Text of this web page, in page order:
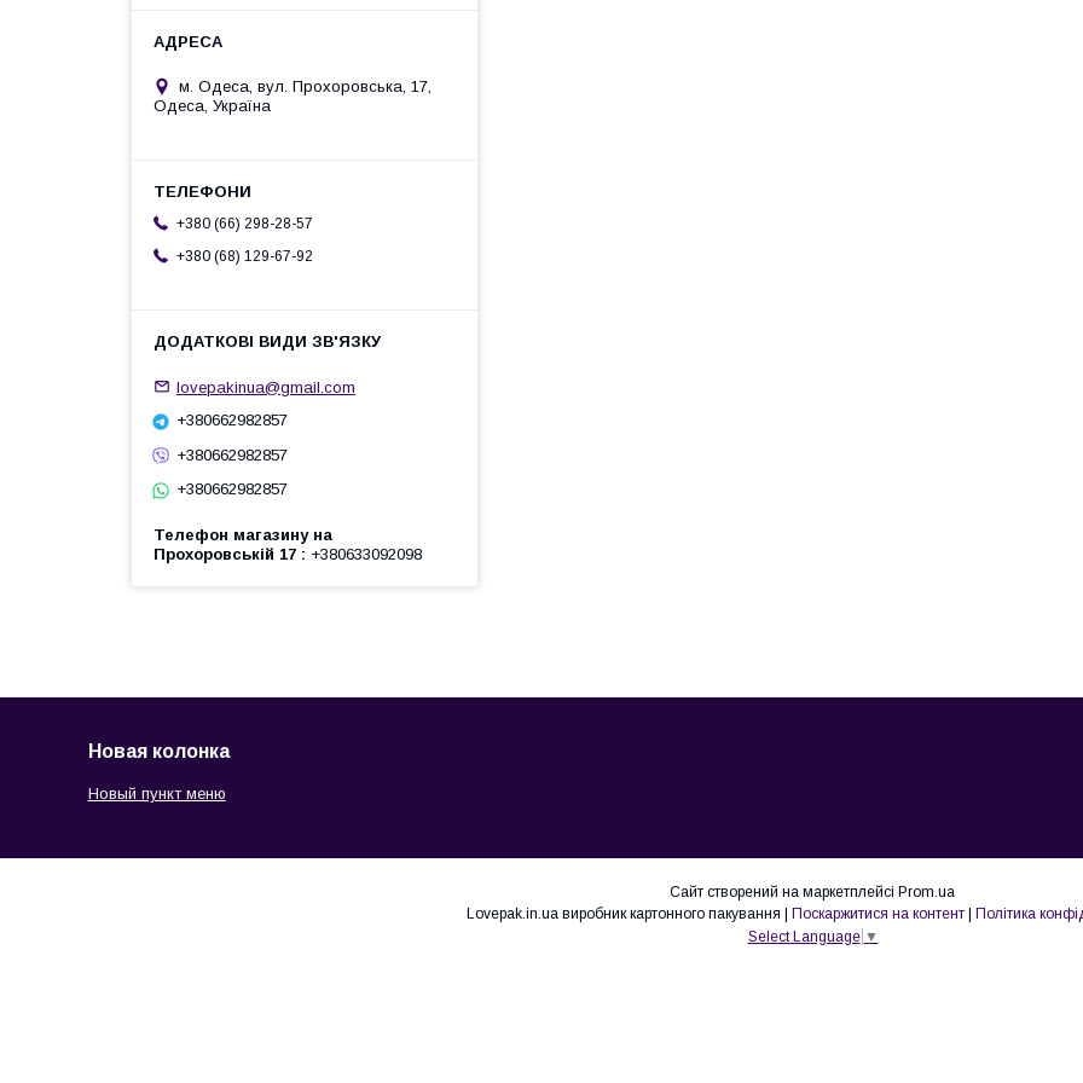
м. Одеса, вул. Прохоровська, 17,
Одеса, Україна
+380 (66) 298-28-57
+380 (68) 129-67-92
lovepakinua@gmail.com
+380662982857
+380662982857
+380662982857
Телефон магазину на
Прохоровській 17
+380633092098
Новая колонка
Новый пункт меню
Сайт створений на маркетплейсі Prom.ua
Lovepak.in.ua виробник картонного пакування | Поскаржитися на контент | Політика
Select Language ▼